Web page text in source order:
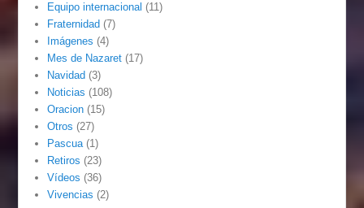
Equipo internacional (11)
Fraternidad (7)
Imágenes (4)
Mes de Nazaret (17)
Navidad (3)
Noticias (108)
Oracion (15)
Otros (27)
Pascua(1)
Retiros (23)
Vídeos (36)
Vivencias (2)